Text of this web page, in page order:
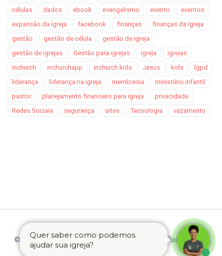
células
dados ebook evangelismo evento
eventos
expansão da igreja
facebook finanças
finanças da igreja
gestão
gestão de célula
gestão de igreja
gestão de igrejas
Gestão para igrejas igreja
igrejas
inchurch
inchurchapp inchurch kids Jesus kids
lgpd
liderança
liderança na igreja membresia
ministério infantil
pastor
planejamento financeiro para igreja
privacidade
Redes Sociais
segurança sites Tecnologia vazamento
© 2026 Business as Mission - Uma empresa inRadar Group
Quer saber como podemos
ajudar sua igreja?